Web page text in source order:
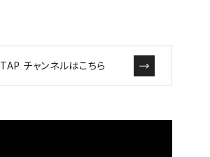
TAP チャンネルはこちら